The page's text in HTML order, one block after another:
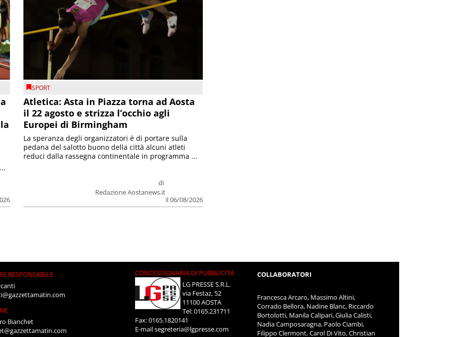
SPORT
Atletica: Asta in Piazza torna ad Aosta
il 22 agosto e strizza l’occhio agli
Europei di Birmingham
di
Redazione Aostanews.it
il 06/08/2026
La speranza degli organizzatori è di portare sulla
pedana del salotto buono della città alcuni atleti
reduci dalla rassegna continentale in programma ...
RESPONSABILE
Bianchet
CONCESSIONARIA DI PUBBLICITÀ
LG PRESSE S.R.L.
via Festaz, 52
11100 AOSTA
Tel: 0165.231711
Fax: 0165.1820141
E-mailsegreteria@lgpresse.com
COLLABORATORI
Francesca Arcaro, Massimo Altini,
Corrado Bellora, Nadine Blanc, Riccardo
Bortolotti, Manila Calipari, Giulia Calisti,
Nadia Camposaragna, Paolo Ciambi,
Filippo Clermont, Carol Di Vito, Christian